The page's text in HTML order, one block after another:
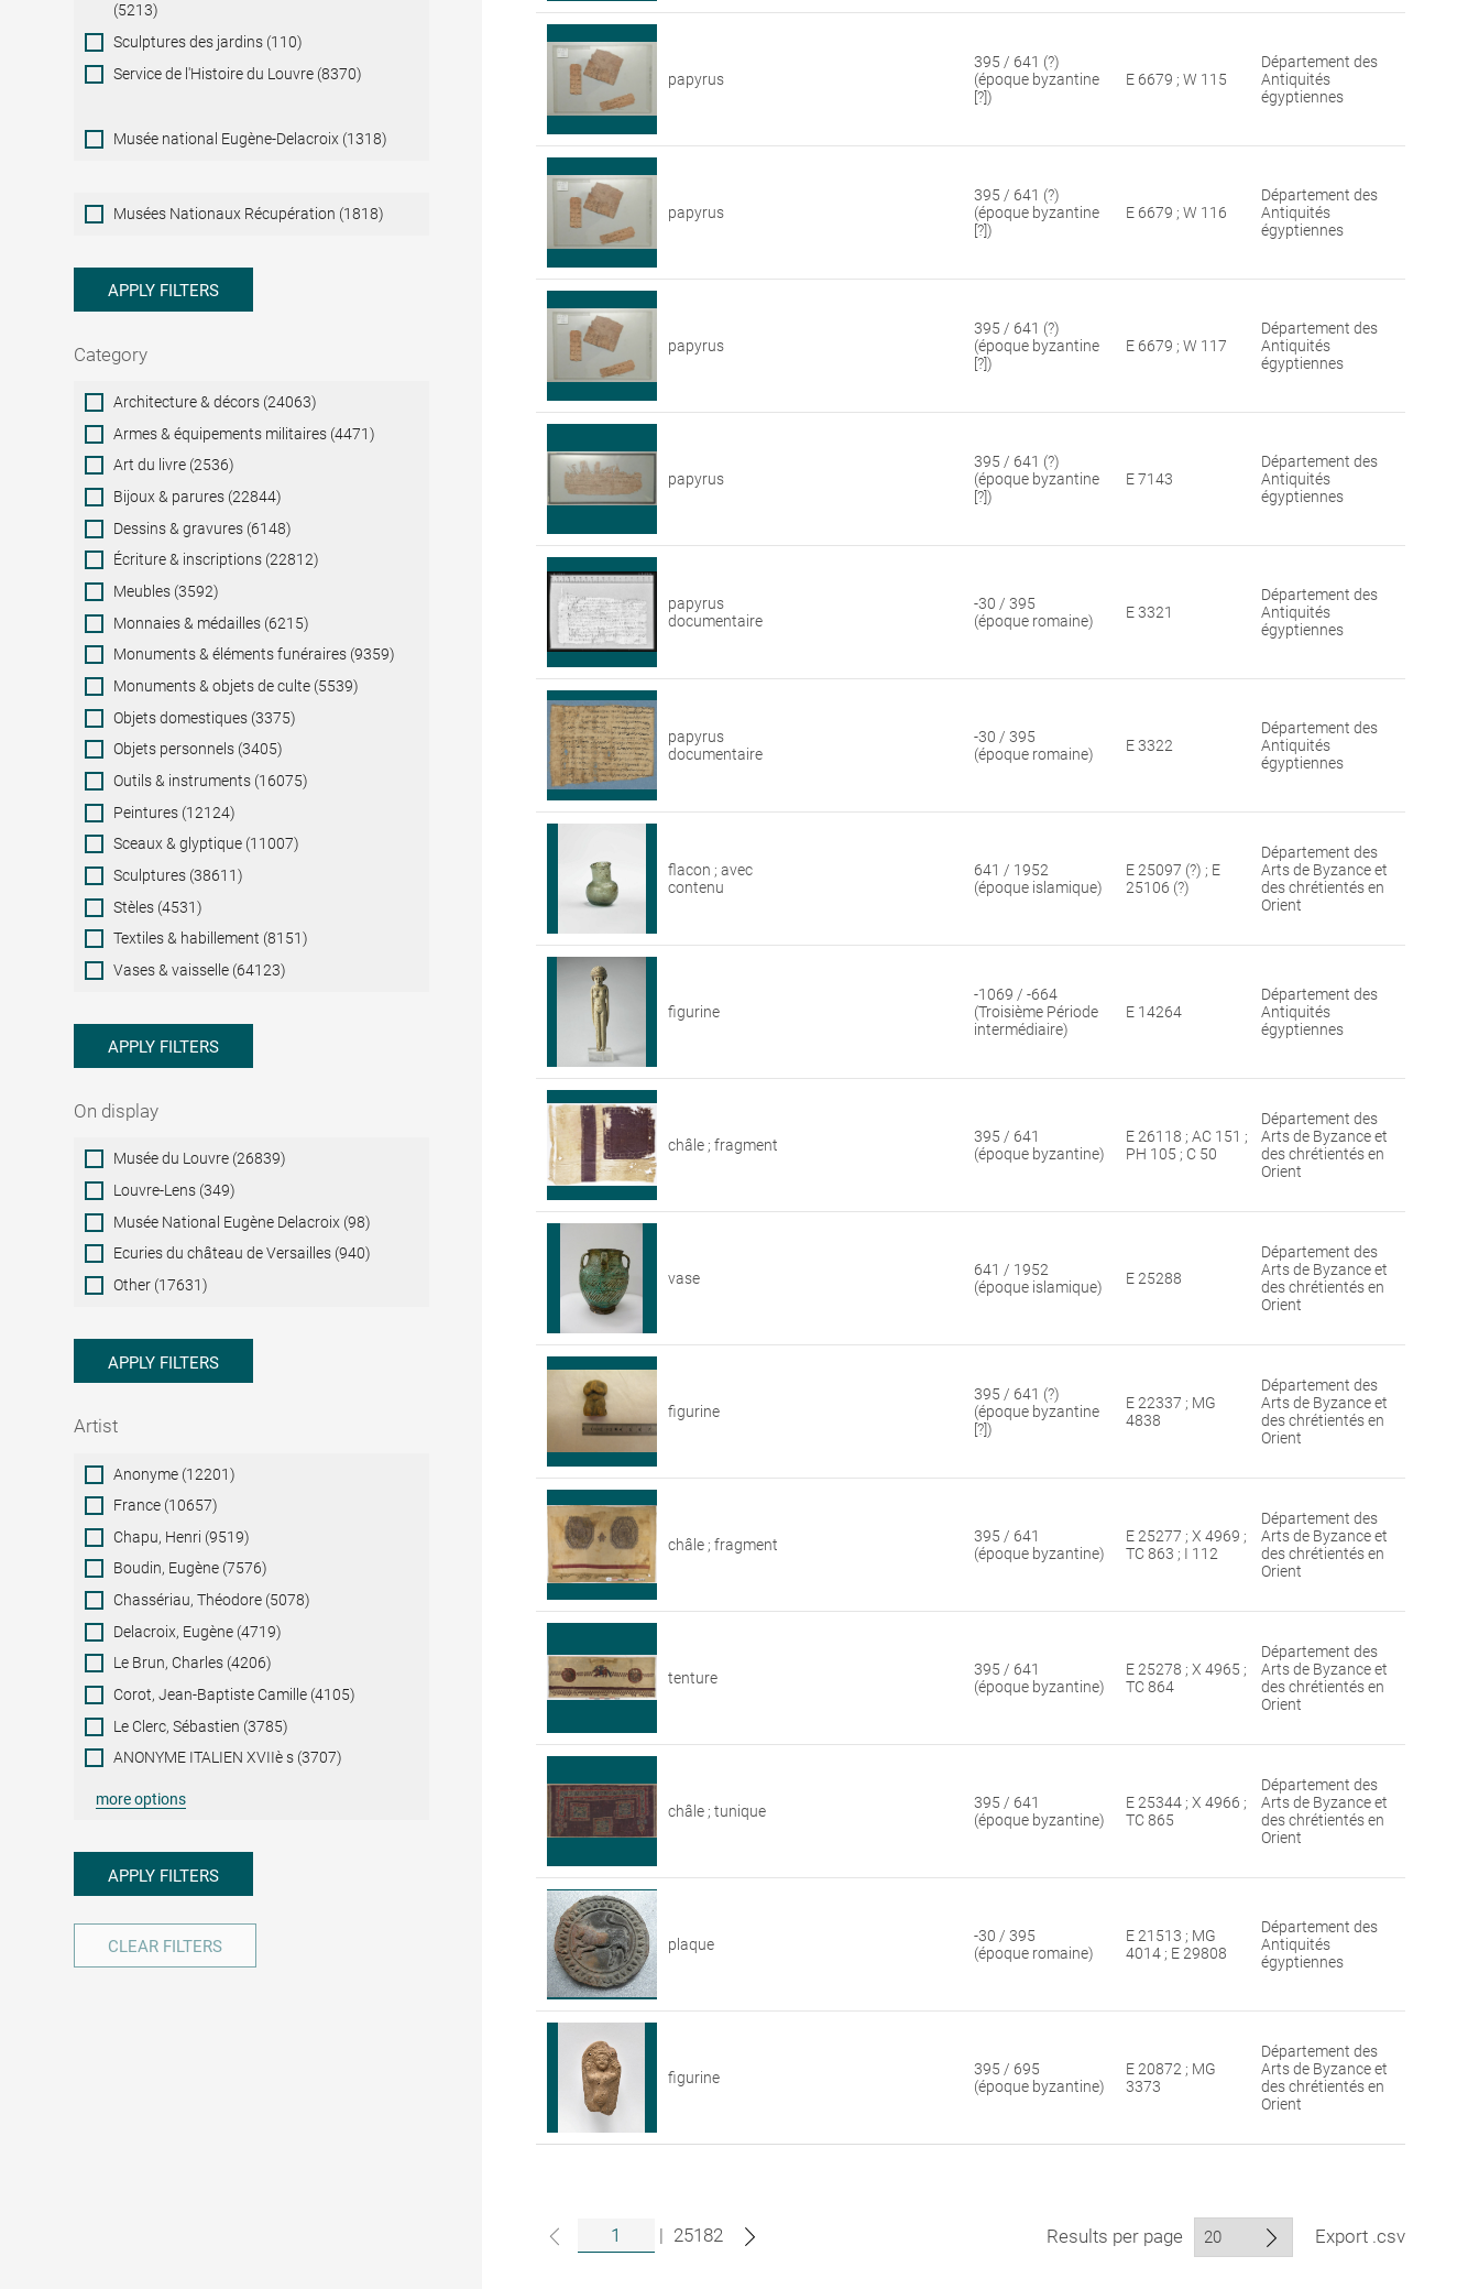
(5213)
Sculptures des jardins (110)
Service de l'Histoire du Louvre (8370)
Musée national Eugène-Delacroix (1318)
Musées
Nationaux
Musées Nationaux Récupération (1818)
APPLY FILTERS
Category
Category
Architecture & décors (24063)
Armes & équipements militaires (4471)
Art du livre (2536)
Bijoux & parures (22844)
Dessins & gravures (6148)
Écriture & inscriptions (22812)
Meubles (3592)
Monnaies & médailles (6215)
Monuments & éléments funéraires (9359)
Monuments & objets de culte (5539)
Objets domestiques (3375)
Objets personnels (3405)
Outils & instruments (16075)
Peintures (12124)
Sceaux & glyptique (11007)
Sculptures (38611)
Stèles (4531)
Textiles & habillement (8151)
Vases & vaisselle (64123)
APPLY FILTERS
On display
On
display
Musée du Louvre (26839)
Louvre-Lens (349)
Musée National Eugène Delacroix (98)
Ecuries du château de Versailles (940)
Other (17631)
APPLY FILTERS
Artist
ArtistAnonyme (12201)
France (10657)
Chapu, Henri (9519)
Boudin, Eugène (7576)
Chassériau, Théodore (5078)
Delacroix, Eugène (4719)
Le Brun, Charles (4206)
Corot, Jean-Baptiste Camille (4105)
Le Clerc, Sébastien (3785)
ANONYME ITALIEN XVIIè s (3707)
more options
APPLY FILTERS
CLEAR FILTERS
papyrus
395 / 641 (?)
(époque byzantine
[?])
E 6679 ; W 115
Département des
Antiquités
égyptiennes
papyrus
395 / 641 (?)
(époque byzantine
[?])
E 6679 ; W 116
Département des
Antiquités
égyptiennes
papyrus
395 / 641 (?)
(époque byzantine
[?])
E 6679 ; W 117
Département des
Antiquités
égyptiennes
papyrus
395 / 641 (?)
(époque byzantine
[?])
E 7143
Département des
Antiquités
égyptiennes
papyrus
documentaire
-30 / 395
(époque romaine)
E 3321
Département des
Antiquités
égyptiennes
papyrus
documentaire
-30 / 395
(époque romaine)
E 3322
Département des
Antiquités
égyptiennes
flacon ; avec
contenu
641 / 1952
(époque islamique)
E 25097 (?) ; E
25106 (?)
Département des
Arts de Byzance et
des chrétientés en
Orient
figurine
-1069 / -664
(Troisième Période
intermédiaire)
E 14264
Département des
Antiquités
égyptiennes
châle ; fragment
395 / 641
(époque byzantine)
E 26118 ; AC 151 ;
PH 105 ; C 50
Département des
Arts de Byzance et
des chrétientés en
Orient
vase
641 / 1952
(époque islamique)
E 25288
Département des
Arts de Byzance et
des chrétientés en
Orient
figurine
395 / 641 (?)
(époque byzantine
[?])
E 22337 ; MG
4838
Département des
Arts de Byzance et
des chrétientés en
Orient
châle ; fragment
395 / 641
(époque byzantine)
E 25277 ; X 4969 ;
TC 863 ; I 112
Département des
Arts de Byzance et
des chrétientés en
Orient
tenture
395 / 641
(époque byzantine)
E 25278 ; X 4965 ;
TC 864
Département des
Arts de Byzance et
des chrétientés en
Orient
châle ; tunique
395 / 641
(époque byzantine)
E 25344 ; X 4966 ;
TC 865
Département des
Arts de Byzance et
des chrétientés en
Orient
plaque
-30 / 395
(époque romaine)
E 21513 ; MG
4014 ; E 29808
Département des
Antiquités
égyptiennes
figurine
395 / 695
(époque byzantine)
E 20872 ; MG
3373
Département des
Arts de Byzance et
des chrétientés en
Orient
| 25182 Results per page Export .csv